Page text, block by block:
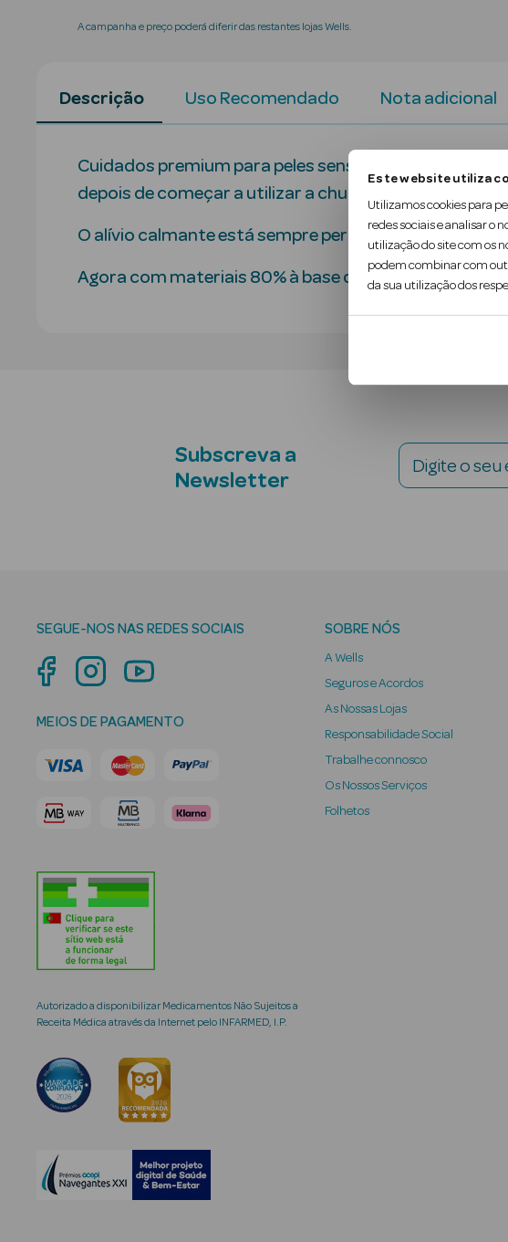
Este website utiliza
Utilizamos cookies para
redes sociais e analisar o
utilização do site com os
podem combinar com
da sua utilização dos
A campanha e preço poderá diferir das restantes lojas Wells.
Descrição Uso Recomendado Nota adicional
Cuidados premium para peles sensíveis com escudo
depois de começar a utilizar a chupeta Ultra Soft.
O alívio calmante está sempre perto,
Agora com materiais 80% à base de plantas
Subscreva a
Newsletter
Digite o seu
SEGUE-NOS NAS REDES SOCIAIS
MEIOS DE PAGAMENTO
Autorizado a disponibilizar Medicamentos Não Sujeitos a
Receita Médica através da Internet pelo INFARMED, I.P.
SOBRE NÓS
A Wells
Seguros e Acordos
As Nossas Lojas
Responsabilidade Social
Trabalhe connosco
Os Nossos Serviços
Folhetos